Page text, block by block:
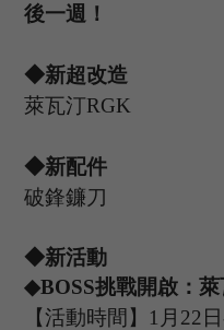
後一週 ！
◆新超改造
萊瓦汀RGK
◆新配件
破鋒鐮刀
◆新活動
◆BOSS挑戰開啟：
【活動時間】 1 月 22 日